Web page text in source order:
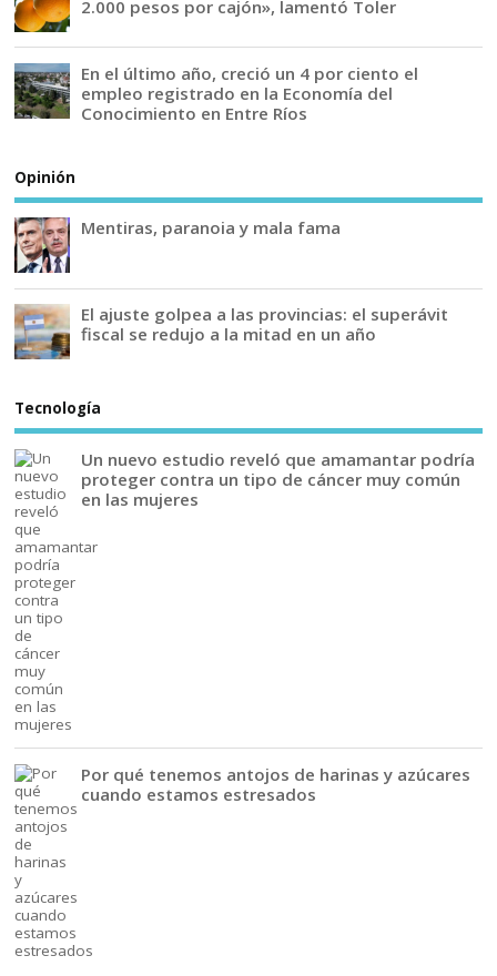
2.000 pesos por cajón», lamentó Toler
En el último año, creció un 4 por ciento el
empleo registrado en la Economía del
Conocimiento en Entre Ríos
Opinión
Mentiras, paranoia y mala fama
El ajuste golpea a las provincias: el superávit
fiscal se redujo a la mitad en un año
Tecnología
Un nuevo estudio reveló que amamantar podría
proteger contra un tipo de cáncer muy común
en las mujeres
Por qué tenemos antojos de harinas y azúcares
cuando estamos estresados